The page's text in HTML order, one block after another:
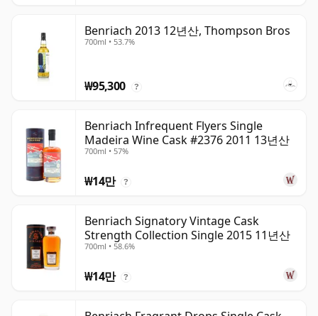
Benriach 2013 12년산, Thompson Bros
700ml • 53.7%
₩95,300 ?
Benriach Infrequent Flyers Single
Madeira Wine Cask #2376 2011 13년산
700ml • 57%
₩14만 ?
Benriach Signatory Vintage Cask
Strength Collection Single 2015 11년산
700ml • 58.6%
₩14만 ?